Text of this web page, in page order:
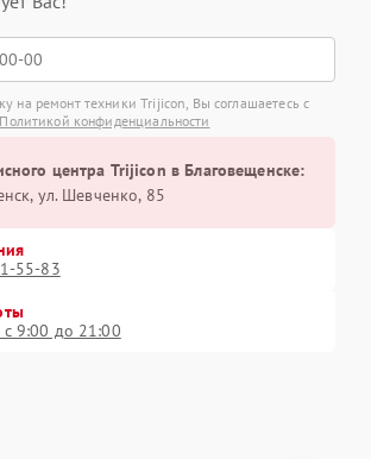
на ремонт техники Trijicon, Вы соглашаетесь с
Политикой конфиденциальности
центра Trijicon в Благовещенске:
ул. Шевченко, 85
55-83
9:00 до 21:00